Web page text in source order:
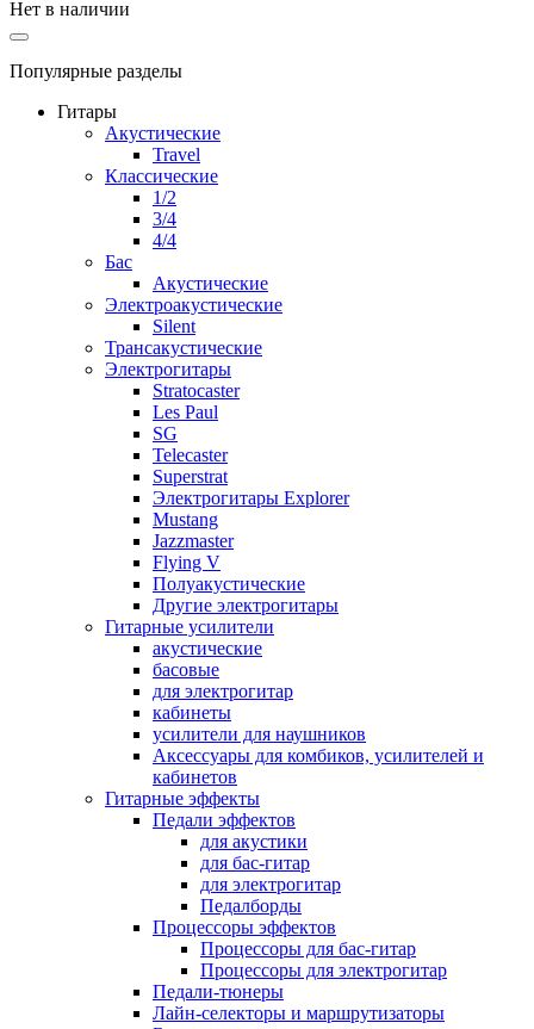
Нет в наличии
Популярные разделы
Гитары
Акустические
Travel
Классические
1/2
3/4
4/4
Бас
Акустические
Электроакустические
Silent
Трансакустические
Электрогитары
Stratocaster
Les Paul
SG
Telecaster
Superstrat
Электрогитары Explorer
Mustang
Jazzmaster
Flying V
Полуакустические
Другие электрогитары
Гитарные усилители
акустические
басовые
для электрогитар
кабинеты
усилители для наушников
Аксессуары для комбиков, усилителей и
кабинетов
Гитарные эффекты
Педали эффектов
для акустики
для бас-гитар
для электрогитар
Педалборды
Процессоры эффектов
Процессоры для бас-гитар
Процессоры для электрогитар
Педали-тюнеры
Лайн-селекторы и маршрутизаторы